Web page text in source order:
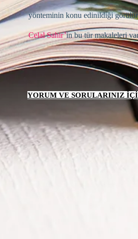
yönteminin konu edinildiği
Celal Sahir’in bu tür makaleleri
YORUM VE SORULARINIZ